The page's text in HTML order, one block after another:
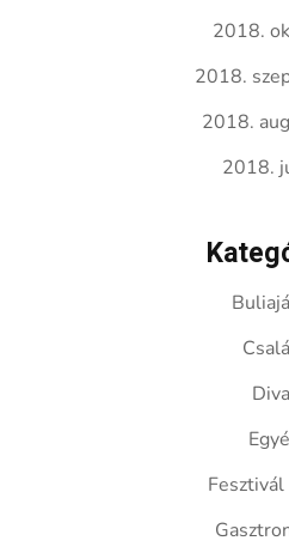
2018.
2018.
2018.
2018.
Fesztivál